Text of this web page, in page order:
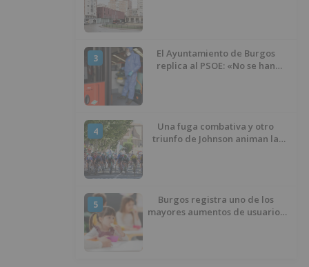
3
El Ayuntamiento de Burgos
replica al PSOE: «No se han
4
Una fuga combativa y otro
triunfo de Johnson animan la
5
Burgos registra uno de los
mayores aumentos de usuarios